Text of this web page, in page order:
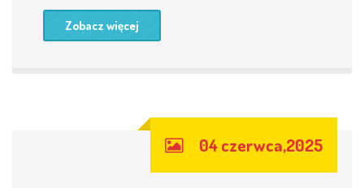
Zobacz więcej
04 czerwca,2025